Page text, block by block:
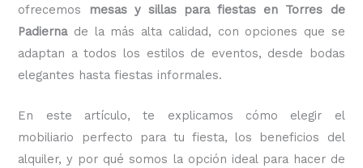
ofrecemos
mesas y sillas para fiestas en Torres de
Padiernade la más alta calidad, con opciones que se
adaptan a todos los estilos de eventos, desde bodas
elegantes hasta fiestas informales.
En este artículo, te explicamos cómo elegir el
mobiliario perfecto para tu fiesta, los beneficios del
alquiler, y por qué somos la opción ideal para hacer de